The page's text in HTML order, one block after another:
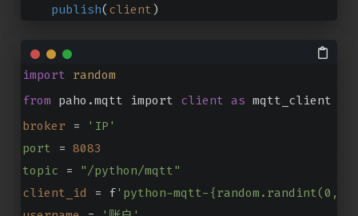
publish( client)
import random
from paho.mqtt import client as mqtt_client
broker =
'IP'
port = 8083
topic = "/python/mqtt"
client_id = f'python-mqtt-{random.randint(0,